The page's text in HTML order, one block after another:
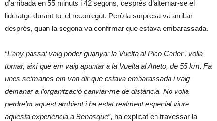
d’arribada en 55 minuts i 42 segons, després d’alternar-se el
lideratge durant tot el recorregut. Però la sorpresa va arribar
després, quan la segona va confirmar que estava embarassada.
“L’any passat vaig poder guanyar la Vuelta al Pico Cerler i volia
tornar, així que em vaig apuntar a la Vuelta al Aneto, de 55 km. Fa
unes setmanes em van dir que estava embarassada i vaig
demanar a l’organització canviar-me de distància. No volia
perdre’m aquest ambient i ha estat realment especial viure
aquesta experiència a Benasque”, ha explicat en travessar la